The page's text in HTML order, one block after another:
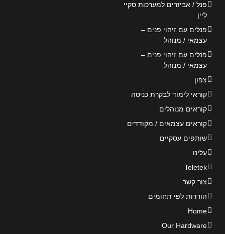
פנל / אביזרים למערכות סקיי
ליין
פנלים עם זיהוי פנים –
עצמאי / מנוהל
פנלים עם זיהוי פנים –
עצמאי / מנוהל
צפון
קוראי לימוד לבקרת כניסה
קוראים מנוהלים
קוראים עצמאים / מקודדים
שותפים עסקיים
עלינו
Teletek
צור קשר
הורדות לפי תחומים
Home
Our Hardware